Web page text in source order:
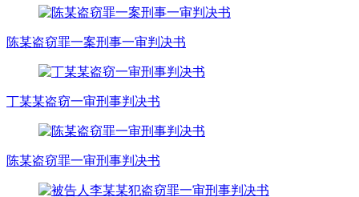
陈某盗窃罪一案刑事一审判决书
丁某某盗窃一审刑事判决书
陈某盗窃罪一审刑事判决书